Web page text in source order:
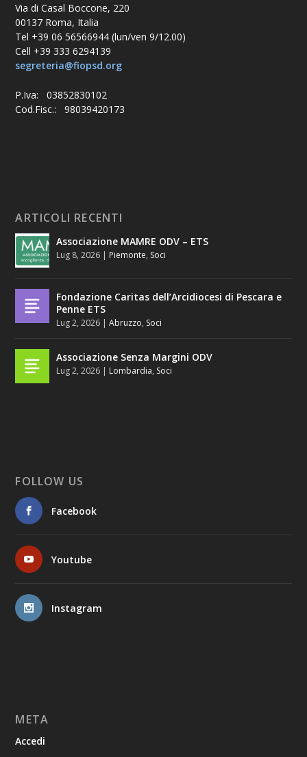
Via di Casal Boccone, 220
00137 Roma, Italia
Tel +39 06 56566944 (lun/ven 9/12.00)
Cell +39 333 6294139
segreteria@fiopsd.org
P.Iva: 03852830102
Cod.Fisc.: 98039420173
ARTICOLI RECENTI
Associazione MAMRE ODV – ETS
Lug 8, 2026 | Piemonte, Soci
Fondazione Caritas dell’Arcidiocesi di Pescara e
Penne ETS
Lug 2, 2026 |Abruzzo, Soci
Associazione Senza Margini ODV
Lug 2, 2026 | Lombardia, Soci
FOLLOW US
Facebook
Youtube
Instagram
META
Accedi